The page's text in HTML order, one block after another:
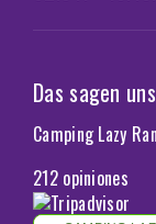
Das sagen
Camping Lazy
212 opiniones